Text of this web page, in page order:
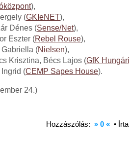
),
(GKIeNET),
Dénes (Sense/Net),
Eszter (Rebel Rouse),
(Nielsen),
Krisztina, Bécs Lajos (GfK
(CEMP Sapes House).
24.)
Hozzászólás: » 0 « •